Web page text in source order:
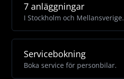
7 anläggningar
I Stockholm och Mellansverige.
Servicebokning
Boka service för personbilar.